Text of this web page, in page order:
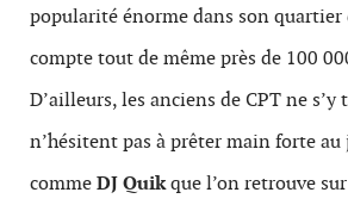
popularité énorme dans son
compte tout de même près de 100
D’ailleurs, les anciens de CPT ne
n’hésitent pas à prêter main forte au
commeDJ Quikque l’on retrouve